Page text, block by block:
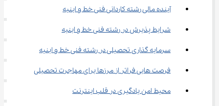
آینده مالی رشته کاردانی فنی خط و ابنیه
شرایط پذیرش در رشته فنی خط و ابنیه
سرمایه گذاری تحصیلی در رشته فنی خط و ابنیه
فرصت هایی فراتر از مرزها برای مهاجرت تحصیلی
محیط امن یادگیری در قلب اینترنت